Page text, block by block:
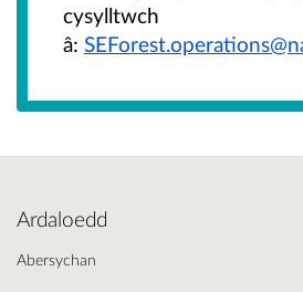
cysylltwch
â:
Ardaloedd
Abersychan